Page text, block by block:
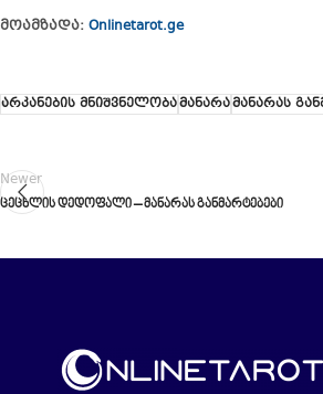
მოამზადა: Onlinetarot.ge
არკანების მნიშვნელობამანარამანარას
Newer
ცეცხლის დედოფალი – მანარას განმარტებები